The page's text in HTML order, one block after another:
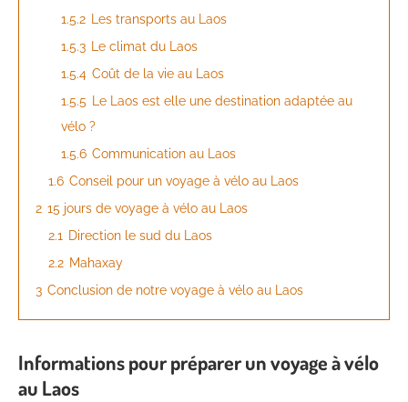
1.5.2 Les transports au Laos
1.5.3 Le climat du Laos
1.5.4 Coût de la vie au Laos
1.5.5 Le Laos est elle une destination adaptée au
vélo ?
1.5.6 Communication au Laos
1.6 Conseil pour un voyage à vélo au Laos
2 15 jours de voyage à vélo au Laos
2.1 Direction le sud du Laos
2.2 Mahaxay
3 Conclusion de notre voyage à vélo au Laos
Informations pour préparer unvoyage à vélo
au Laos